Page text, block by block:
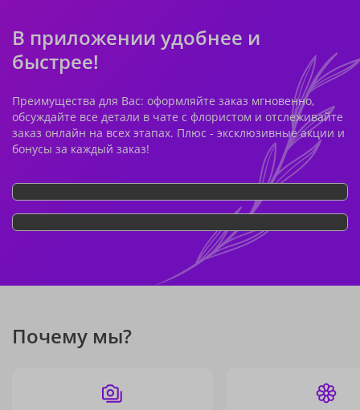
В приложении удобнее и
быстрее!
Преимущества для Вас: оформляйте заказ мгновенно,
обсуждайте все детали в чате с флористом и отслеживайте
заказ онлайн на всех этапах. Плюс - эксклюзивные акции и
бонусы за каждый заказ!
Почему мы?